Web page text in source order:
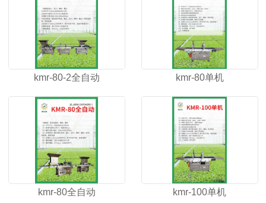
kmr-80-2全自动 kmr-80单机
kmr-80全自动 kmr-100单机